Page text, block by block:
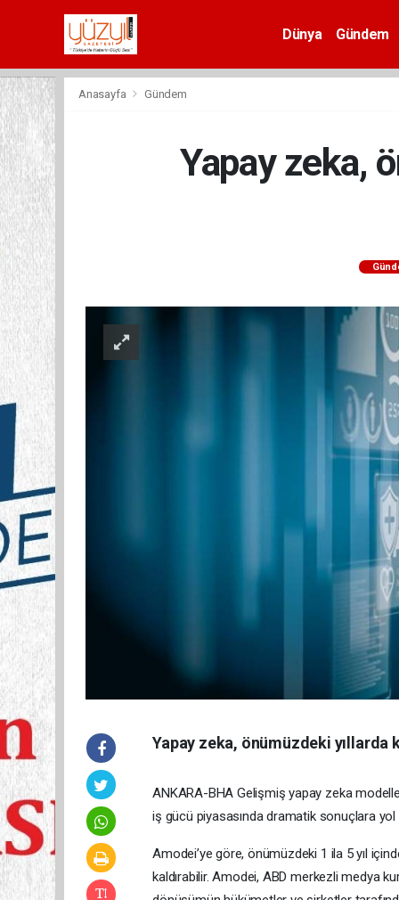
Dünya Gündem
Anasayfa Gündem
Yapay zeka,
Yapay zeka, önümüzdeki
ANKARA-BHA Gelişmiş yapay zeka
iş gücü piyasasında dramatik sonuçlara yol
Amodei’ye göre, önümüzdeki 1 ila 5 yıl
kaldırabilir. Amodei, ABD merkezli medya